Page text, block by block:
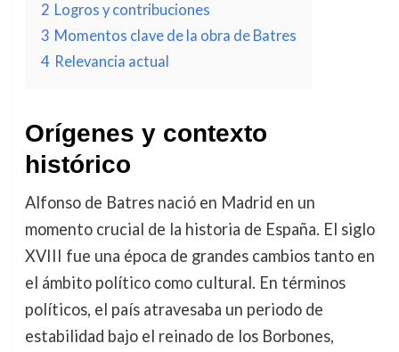
2 Logros y contribuciones
3 Momentos clave de la obra de Batres
4 Relevancia actual
Orígenes y contexto
histórico
Alfonso de Batres nació en Madrid en un
momento crucial de la historia de España. El siglo
XVIII fue una época de grandes cambios tanto en
el ámbito político como cultural. En términos
políticos, el país atravesaba un periodo de
estabilidad bajo el reinado de los Borbones,